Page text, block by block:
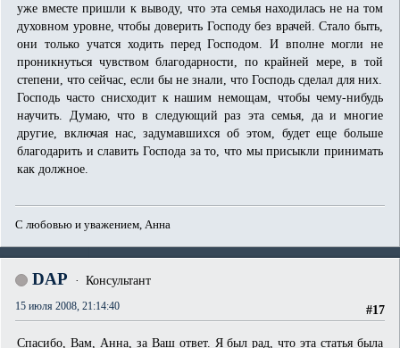
уже вместе пришли к выводу, что эта семья находилась не на том
духовном уровне, чтобы доверить Господу без врачей. Стало быть,
они только учатся ходить перед Господом. И вполне могли не
проникнуться чувством благодарности, по крайней мере, в той
степени, что сейчас, если бы не знали, что Господь сделал для них.
Господь часто снисходит к нашим немощам, чтобы чему-нибудь
научить. Думаю, что в следующий раз эта семья, да и многие
другие, включая нас, задумавшихся об этом, будет еще больше
благодарить и славить Господа за то, что мы присыкли принимать
как должное.
С любовью и уважением, Анна
DAP Консультант
#17
15 июля 2008, 21:14:40
Спасибо, Вам, Анна, за Ваш ответ. Я был рад, что эта статья была